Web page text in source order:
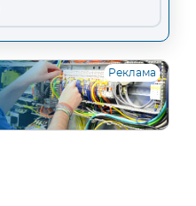
Реклама